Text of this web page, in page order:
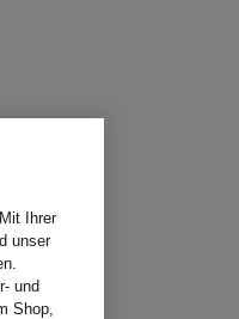
Ihrer
unser
und
Shop,